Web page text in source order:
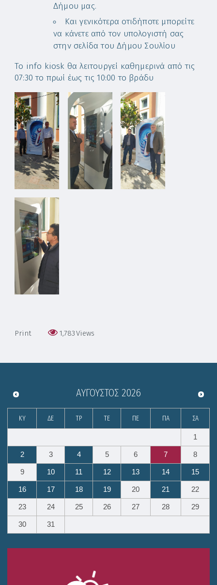
Δήμου μας.
Και γενικότερα οτιδήποτε μπορείτε
να κάνετε από τον υπολογιστή σας
στην σελίδα του Δήμου Σουλίου
To info kiosk θα λειτουργεί καθημερινά από τις
07:30 το πρωί έως τις 10:00 το βράδυ
Print 1,783Views
ΑΎΓΟΥΣΤΟΣ 2026
ΚΥ ΔΕ ΤΡ ΤΕ ΠΕ ΠΑ ΣΑ
1
2 3 4 5 6 7 8
9 10 11 12 13 14 15
16 17 18 19 20 21 22
23 24 25 26 27 28 29
30 31